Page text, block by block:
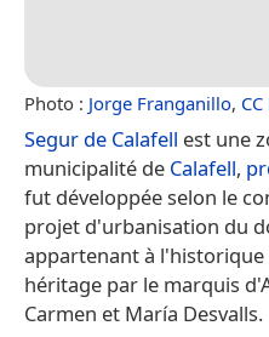
Photo : Jorge Franganillo,
Segur de Calafell est une
municipalité de Calafell,
fut développée selon le
projet d'urbanisation du
appartenant à l'historique
héritage par le marquis
Carmen et María Desvalls.